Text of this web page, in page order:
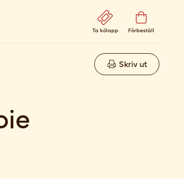
Ta kölapp Förbeställ
Skriv ut